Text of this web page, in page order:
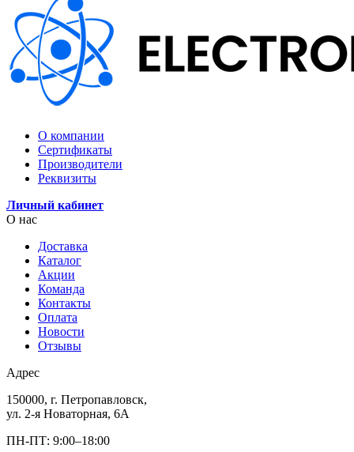
О компании
Сертификаты
Производители
Реквизиты
Личный кабинет
О нас
Доставка
Каталог
Акции
Команда
Контакты
Оплата
Новости
Отзывы
Адрес
150000, г. Петропавловск,
ул. 2-я Новаторная, 6А
ПН-ПТ: 9:00–18:00